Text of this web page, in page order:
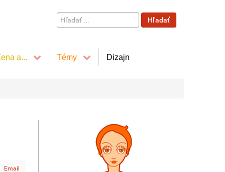
Hľadať
...
Hľadať
a... Témy Dizajn
Email